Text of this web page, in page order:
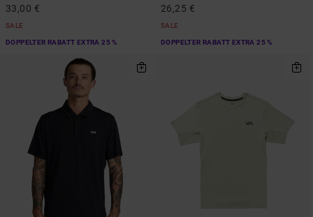
33,00 €
SALE
DOPPELTER RABATT EXTRA 25 %
26,25 €
SALE
DOPPELTER RABATT EXTRA 25 %